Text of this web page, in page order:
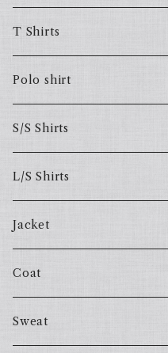
T Shirts
Polo shirt
S/S Shirts
L/S Shirts
Jacket
Coat
Sweat